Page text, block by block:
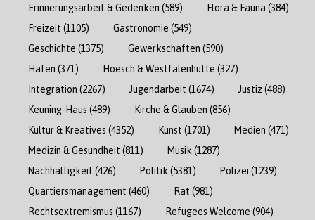
Erinnerungsarbeit & Gedenken (589) Flora & Fauna (384)
Freizeit (1105) Gastronomie (549)
Geschichte (1375) Gewerkschaften (590)
Hafen (371) Hoesch & Westfalenhütte (327)
Integration (2267) Jugendarbeit (1674) Justiz(488)
Keuning-Haus (489) Kirche & Glauben (856)
Kultur & Kreatives (4352) Kunst (1701) Medien (471)
Medizin & Gesundheit (811) Musik (1287)
Nachhaltigkeit (426) Politik (5381) Polizei (1239)
Quartiersmanagement (460) Rat (981)
Rechtsextremismus (1167) Refugees Welcome (904)